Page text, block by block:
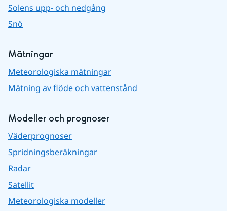
Solens upp- och nedgång
Snö
Mätningar
Meteorologiska mätningar
Mätning av flöde och vattenstånd
Modeller och prognoser
Väderprognoser
Spridningsberäkningar
Radar
Satellit
Meteorologiska modeller